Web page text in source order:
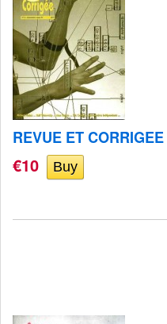
REVUE ET CORRIGEE
€10